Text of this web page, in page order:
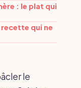
: le plat qui
qui ne
le